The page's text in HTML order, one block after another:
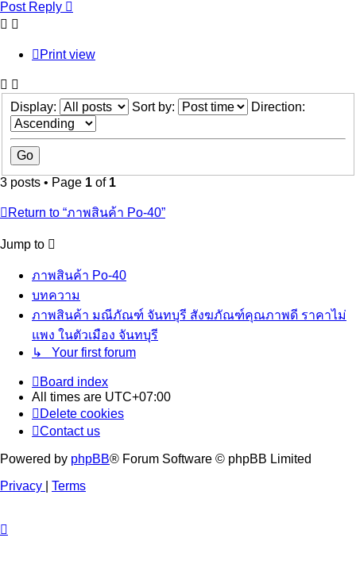
Post Reply
Print view
Display: Sort by: Direction:
3 posts • Page 1 of 1
Return to “ภาพสินค้า Po-40”
Jump to
ภาพสินค้า Po-40
บทความ
ภาพสินค้า มณีภัณฑ์ จันทบุรี สังฆภัณฑ์คุณภาพดี ราคาไม่
แพง ในตัวเมือง จันทบุรี
↳ Your first forum
Board index
All times are UTC+07:00
Delete cookies
Contact us
Powered by phpBB® Forum Software © phpBB Limited
Privacy
Terms